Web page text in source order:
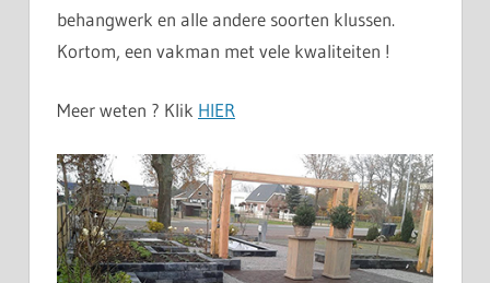
behangwerk en alle andere soorten klussen.
Kortom, een vakman met vele kwaliteiten !
Meer weten ? Klik HIER